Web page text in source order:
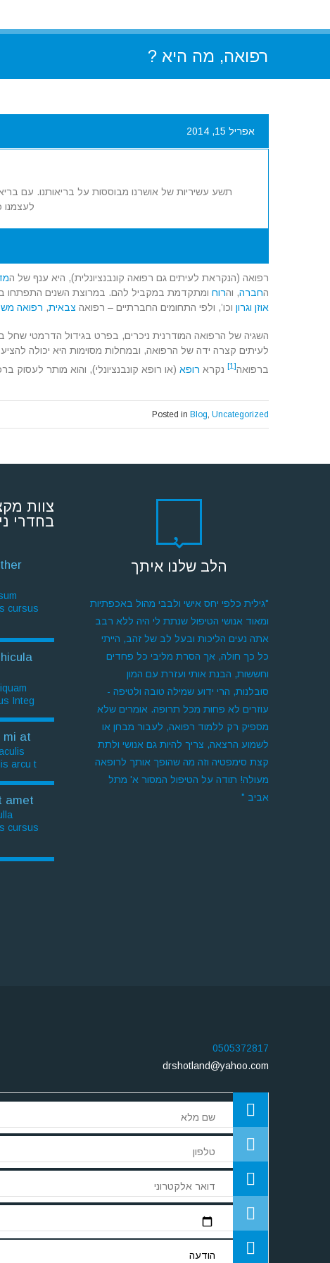
רפואה, מה היא ?
אפריל 15, 2014
תשע עשיריות של אושרנו מבוססות על בריאותנו. עם
לעצמנו
רפואה (הנקראת לעיתים גם רפואה קונבנציונלית), היא ענף של ה
החברה, והרוח ומתקדמת במקביל להם. במרוצת השנים התפתחו
אוזן וגרון וכו’, ולפי התחומים החברתיים – רפואה צבאית, רפואה
השגיה של הרפואה המודרנית ניכרים, בפרט בגידול הדרמטי שחל ב
לעיתים קצרה ידה של הרפואה, ובמחלות מסוימות היא יכולה
ברפואה[1] נקרא רופא (או רופא קונבנציונלי), והוא מותר לעסוק
Posted in Blog, Uncategorized
הלב שלנו איתך
"גילית כלפי יחס אישי ולבבי מהול באכפתיות
ומאוד אנושי הטיפול שנתת לי היה ללא רבב
אתה נעים הליכות ובעל לב של זהב, הייתי
כל כך חולה, אך הסרת מליבי כל פחדים
וחששות, הבנת אותי ועזרת עם המון
סובלנות, הרי ידוע שמילה טובה ולטיפה -
עוזרים לא פחות מכל תרופה. אומרים שלא
מספיק רק ללמוד רפואה, לעבור מבחן או
לשמוע הרצאה, צריך להיות גם אנושי ולתת
קצת סימפטיה וזה מה שהופך אותך לרופאה
מעולה! תודה על הטיפול המסור א' מתל
אביב "
צוות
בחדרי
cursus
Integ
mi at
arcu t
amet
cursus
0505372817
drshotland@yahoo.com